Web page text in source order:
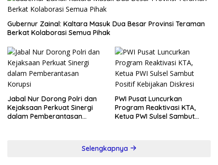
Gubernur Zainal: Kaltara Masuk Dua Besar Provinsi Teraman
Berkat Kolaborasi Semua Pihak
Jabal Nur Dorong Polri dan
Kejaksaan Perkuat Sinergi
dalam Pemberantasan
PWI Pusat Luncurkan
Program Reaktivasi KTA,
Ketua PWI Sulsel Sambut
Selengkapnya